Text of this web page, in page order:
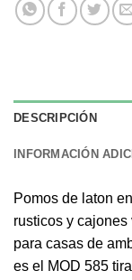
DESCRIPCIÓN
INFORMACIÓN
Pomos de laton
rusticos y
para casas de
es el MOD 585